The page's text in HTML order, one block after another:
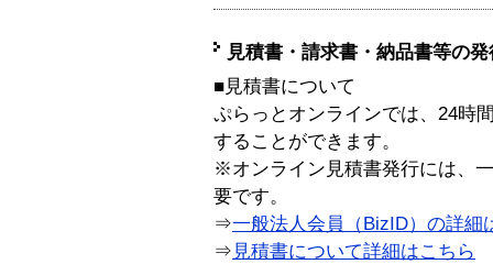
見積書・請求書・納品書等の
■見積書について
ぷらっとオンラインでは、24時
することができます。
※オンライン見積書発行には、
要です。
⇒一般法人会員（BizID）の詳細
⇒ 見積書について詳細はこちら